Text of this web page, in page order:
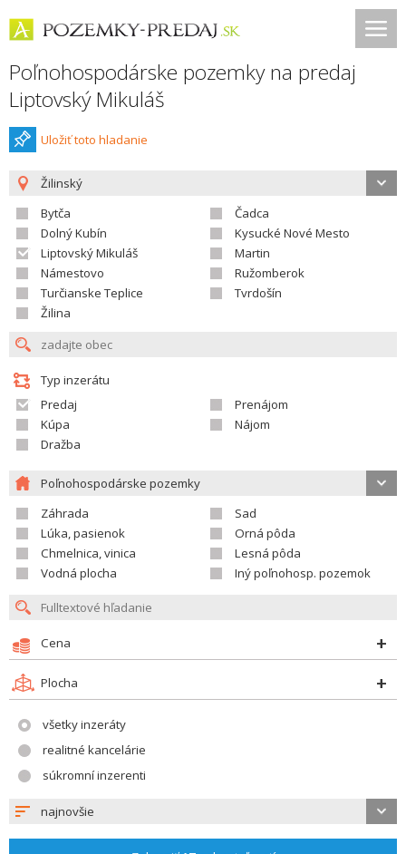
Poľnohospodárske pozemky na predaj
Liptovský Mikuláš
Uložiť toto hladanie
Žilinský
Bytča
Čadca
Dolný Kubín
Kysucké Nové Mesto
Liptovský Mikuláš
Martin
Námestovo
Ružomberok
Turčianske Teplice
Tvrdošín
Žilina
Typ inzerátu
Predaj
Prenájom
Kúpa
Nájom
Dražba
Poľnohospodárske pozemky
Záhrada
Sad
Lúka, pasienok
Orná pôda
Chmelnica, vinica
Lesná pôda
Vodná plocha
Iný poľnohosp. pozemok
Cena
Plocha
všetky inzeráty
realitné kancelárie
súkromní inzerenti
najnovšie